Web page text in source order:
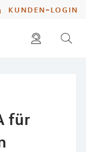
kunden-login
für